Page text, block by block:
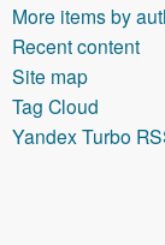
More items by
Recent content
Site map
Tag Cloud
Yandex Turbo